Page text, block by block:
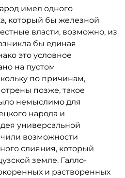
исторические или
ли
при которой
Как получилось, что
лишены
ли граждане
свою власть
А ежели нет, то
быть у центра и
внутренний выбор
имел одного
который бы железной
власти, возможно, из
бы единая
это условное
на пустом
по причинам,
позже, такое
немыслимо для
народа и
универсальной
возможности
слияния, который
земле. Галло-
и растворенных